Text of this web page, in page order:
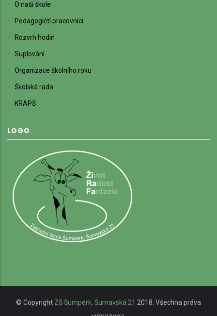
O naší škole
Pedagogičtí pracovníci
Rozvrh hodin
Suplování
Organizace školního roku
Školská rada
KRAPŠ
LOGO
© Copyright ZŠ Šumperk, Šumavská 21 2018. Všechna práva